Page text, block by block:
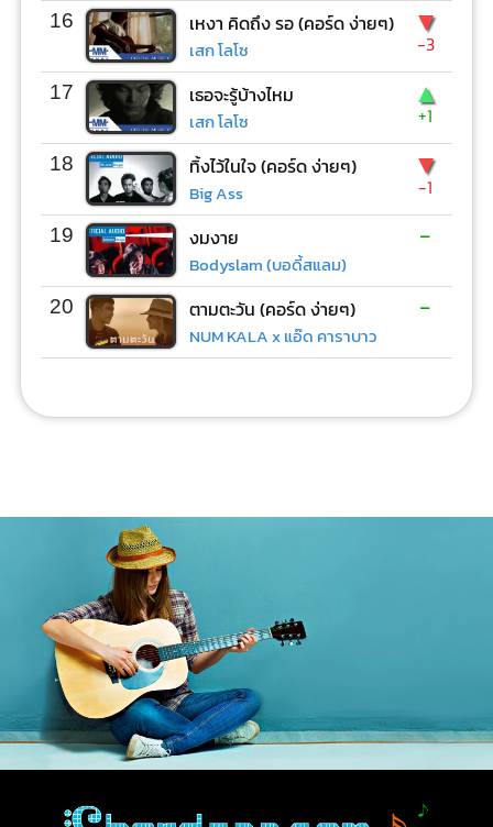
16 เหงา คิดถึง รอ (คอร์ด ง่ายๆ)
เสก โลโซ
▼
-3
17 เธอจะรู้บ้างไหม
เสก โลโซ
▲
+1
18 ทิ้งไว้ในใจ (คอร์ด ง่ายๆ)
Big Ass
▼
-1
19 งมงาย
Bodyslam (บอดี้สแลม)
-
20 ตามตะวัน (คอร์ด ง่ายๆ)
NUM KALA x แอ๊ด คาราบาว
-